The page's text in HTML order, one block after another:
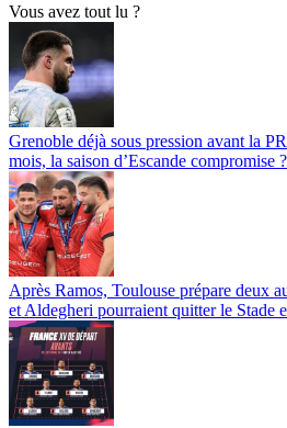
Vous avez tout lu ?
Grenoble déjà sous pression avant la
mois, la saison d’Escande compromise ?
Après Ramos, Toulouse prépare deux
et Aldegheri pourraient quitter le Stade